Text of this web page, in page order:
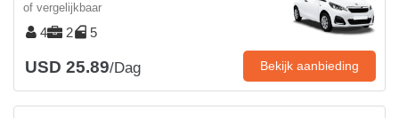
of vergelijkbaar
4 2 5
USD 25.89/Dag Bekijk aanbieding